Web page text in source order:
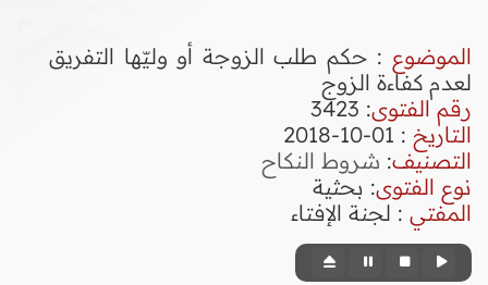
الموضوع : حكم طلب الزوجة أو وليّها التفريق
لعدم كفاءة الزوج
رقم الفتوى:
3423
التاريخ : 01-10-2018
التصنيف: شروط النكاح
نوع الفتوى: بحثية
المفتي : لجنة الإفتاء